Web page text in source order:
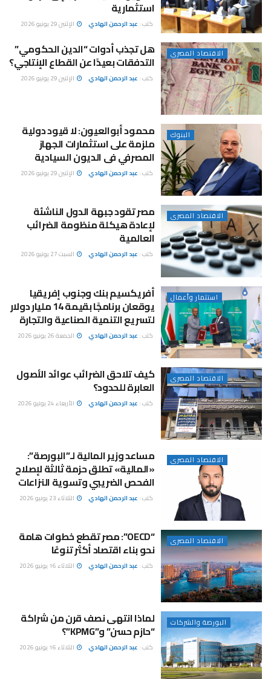
استثمارية
كتب : عبد الرحمن الهادي الإثنين 29 يونيو 2026
الاقتصاد المصرى هل تجذب أدوات “الدين الحكومي”
التدفقات بعيدًا عن القطاع الإنتاجي؟
كتب : عبد الرحمن الهادي الإثنين 29 يونيو 2026
البنوك محمود أبوالعيون: لا قيود دولية
ملزمة على استثمارات الجهاز
المصرفي فى الديون السيادية
كتب : عبد الرحمن الهادي الإثنين 29 يونيو 2026
الاقتصاد المصرى مصر تقود جبهة الدول الناشئة
لإعادة هيكلة منظومة الضرائب
العالمية
كتب : عبد الرحمن الهادي السبت 27 يونيو 2026
استثمار وأعمال أفريكسيم بنك وجنوب إفريقيا
يوقعان برنامجًا بقيمة 14 مليار دولار
لتسريع التنمية الصناعية والتجارة
كتب : عبد الرحمن الهادي الجمعة 26 يونيو 2026
الاقتصاد المصرى كيف تلاحق الضرائب عوائد الأصول
العابرة للحدود؟
كتب : عبد الرحمن الهادي الأربعاء 24 يونيو 2026
الاقتصاد المصرى مساعد وزير المالية لـ”البورصة”:
«المالية» تطلق حزمة ثالثة لإصلاح
الفحص الضريبي وتسوية النزاعات
كتب : عبد الرحمن الهادي الثلاثاء 23 يونيو 2026
الاقتصاد المصرى “OECD”: مصر تقطع خطوات هامة
نحو بناء اقتصاد أكثر تنوعًا
كتب : عبد الرحمن الهادي الثلاثاء 16 يونيو 2026
البورصة والشركات لماذا انتهى نصف قرن من شراكة
“حازم حسن” و”KPMG”؟
كتب : عبد الرحمن الهادي الثلاثاء 16 يونيو 2026